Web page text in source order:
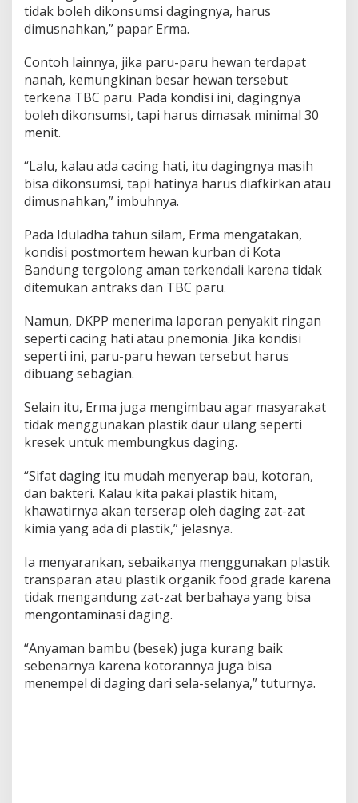
tidak boleh dikonsumsi dagingnya, harus
dimusnahkan,” papar Erma.
Contoh lainnya, jika paru-paru hewan terdapat
nanah, kemungkinan besar hewan tersebut
terkena TBC paru. Pada kondisi ini, dagingnya
boleh dikonsumsi, tapi harus dimasak minimal 30
menit.
“Lalu, kalau ada cacing hati, itu dagingnya masih
bisa dikonsumsi, tapi hatinya harus diafkirkan atau
dimusnahkan,” imbuhnya.
Pada Iduladha tahun silam, Erma mengatakan,
kondisi postmortem hewan kurban di Kota
Bandung tergolong aman terkendali karena tidak
ditemukan antraks dan TBC paru.
Namun, DKPP menerima laporan penyakit ringan
seperti cacing hati atau pnemonia. Jika kondisi
seperti ini, paru-paru hewan tersebut harus
dibuang sebagian.
Selain itu, Erma juga mengimbau agar masyarakat
tidak menggunakan plastik daur ulang seperti
kresek untuk membungkus daging.
“Sifat daging itu mudah menyerap bau, kotoran,
dan bakteri. Kalau kita pakai plastik hitam,
khawatirnya akan terserap oleh daging zat-zat
kimia yang ada di plastik,” jelasnya.
Ia menyarankan, sebaikanya menggunakan plastik
transparan atau plastik organik food grade karena
tidak mengandung zat-zat berbahaya yang bisa
mengontaminasi daging.
“Anyaman bambu (besek) juga kurang baik
sebenarnya karena kotorannya juga bisa
menempel di daging dari sela-selanya,” tuturnya.